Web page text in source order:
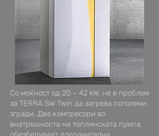
Со моќност од 20 – 42 kW, не е проблем
за TERRA SW Twin да загрева поголеми
згради. Два компресори во
внатрешноста на топлинската пумпа